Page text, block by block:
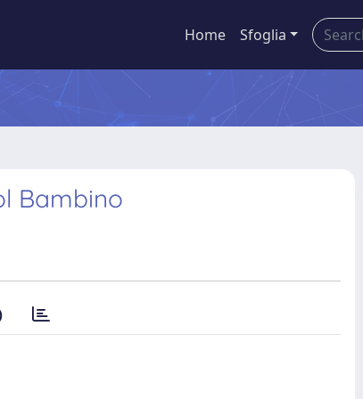
Home Sfoglia
Bambino